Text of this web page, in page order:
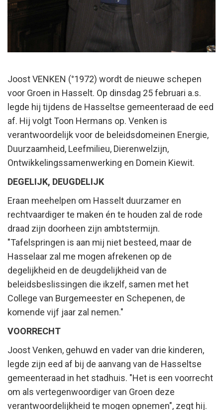
Joost VENKEN (°1972) wordt de nieuwe schepen
voor Groen in Hasselt. Op dinsdag 25 februari a.s.
legde hij tijdens de Hasseltse gemeenteraad de eed
af. Hij volgt Toon Hermans op. Venken is
verantwoordelijk voor de beleidsdomeinen Energie,
Duurzaamheid, Leefmilieu, Dierenwelzijn,
Ontwikkelingssamenwerking en Domein Kiewit.
DEGELIJK, DEUGDELIJK
Eraan meehelpen om Hasselt duurzamer en
rechtvaardiger te maken én te houden zal de rode
draad zijn doorheen zijn ambtstermijn.
"Tafelspringen is aan mij niet besteed, maar de
Hasselaar zal me mogen afrekenen op de
degelijkheid en de deugdelijkheid van de
beleidsbeslissingen die ikzelf, samen met het
College van Burgemeester en Schepenen, de
komende vijf jaar zal nemen."
VOORRECHT
Joost Venken, gehuwd en vader van drie kinderen,
legde zijn eed af bij de aanvang van de Hasseltse
gemeenteraad in het stadhuis. "Het is een voorrecht
om als vertegenwoordiger van Groen deze
verantwoordelijkheid te mogen opnemen", zegt hij.